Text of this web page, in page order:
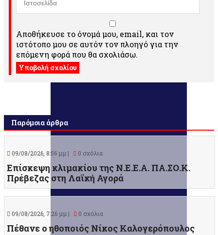
Αποθήκευσε το όνομά μου, email, και τον
ιστότοπο μου σε αυτόν τον πλοηγό για την
επόμενη φορά που θα σχολιάσω.
Παρόμοια άρθρα
09/08/2026, 8:56 μμ | 0 σχόλια
Επίσκεψη κλιμακίου της Ν.Ε.Ε.Α. ΠΑ.ΣΟ.Κ.
Πρέβεζας στη Λαϊκή Αγορά
09/08/2026, 7:26 μμ | 0 σχόλια
Πέθανε ο ηθοποιός Νίκος Καλογερόπουλος